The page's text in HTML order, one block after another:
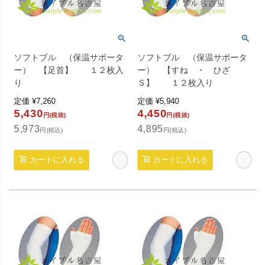
ソフトブル （保温サポータ
ー） 【足首】 １２枚入
り
定価 ¥7,260
5,430 円(税抜)
5,973円(税込)
カートに入れる
ソフトブル （保温サポータ
ー） 【すね ・ ひざ
Ｓ】 １２枚入り
定価 ¥5,940
4,450円(税抜)
4,895円(税込)
カートに入れる